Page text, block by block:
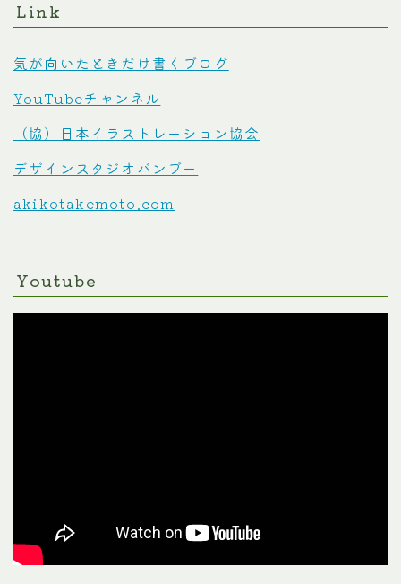
Link
気が向いたときだけ書くブログ
YouTubeチャンネル
（協）日本イラストレーション協会
デザインスタジオバンブー
akikotakemoto.com
Youtube